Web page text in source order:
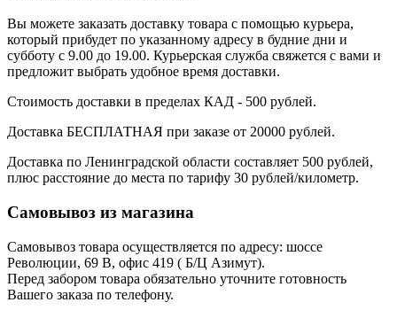
Вы можете заказать доставку товара с помощью курьера,
который прибудет по указанному адресу в будние дни и
субботу с 9.00 до 19.00. Курьерская служба свяжется с вами и
предложит выбрать удобное время доставки.
Стоимость доставки в пределах КАД - 500 рублей.
Доставка БЕСПЛАТНАЯ при заказе от 20000 рублей.
Доставка по Ленинградской области составляет 500 рублей,
плюс расстояние до места по тарифу 30 рублей/километр.
Самовывоз из магазина
Самовывоз товара осуществляется по адресу: шоссе
Революции, 69 В, офис 419 ( Б/Ц Азимут).
Перед забором товара обязательно уточните готовность
Вашего заказа по телефону.